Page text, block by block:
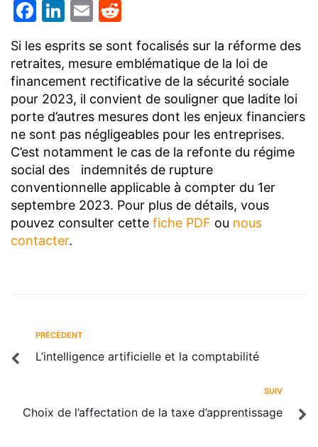
Facebook
LinkedIn
Email
Si les esprits se sont focalisés sur la réforme des
retraites, mesure emblématique de la loi de
financement rectificative de la sécurité sociale
pour 2023, il convient de souligner que ladite loi
porte d’autres mesures dont les enjeux financiers
ne sont pas négligeables pour les entreprises.
C’est notamment le cas de la refonte du régime
social des indemnités de rupture
conventionnelle applicable à compter du 1er
septembre 2023. Pour plus de détails, vous
pouvez consulter cette fiche PDF ou nous
contacter.
PRÉCÉDENT
L’intelligence artificielle et la comptabilité
SUIV
Choix de l’affectation de la taxe d’apprentissage